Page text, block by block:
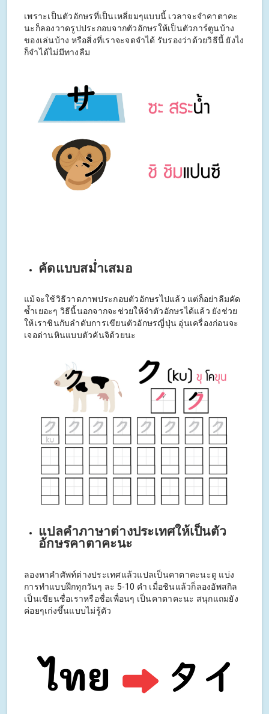
เพราะเป็นตัวอักษรที่เป็นเหลี่ยมๆแบบนี้ เวลาจะจำคาตาคะ
นะก็ลองวาดรูปประกอบจากตัวอักษรให้เป็นตัวการ์ตูนบ้าง
ของเล่นบ้าง หรือสิ่งที่เราจะจดจำได้ รับรองว่าด้วยวิธีนี้ ยังไง
ก็จำได้ไม่มีทางลืม
คัดแบบสม่ำเสมอ
แม้จะใช้วิธีวาดภาพประกอบตัวอักษรไปแล้ว แต่ก็อย่าลืมคัด
ซ้ำเยอะๆ วิธีนี้นอกจากจะช่วยให้จำตัวอักษรได้แล้ว ยังช่วย
ให้เราชินกับลำดับการเขียนตัวอักษรญี่ปุ่น อุ่นเครื่องก่อนจะ
เจอด่านหินแบบตัวคันจิด้วยนะ
แปลคำภาษาต่างประเทศให้เป็นตัว
อักษรคาตาคะนะ
ลองหาคำศัพท์ต่างประเทศแล้วแปลเป็นคาตาคะนะดู แบ่ง
การทำแบบฝึกทุกวันๆ ละ 5-10 คำ เมื่อชินแล้วก็ลองอัพสกิล
เป็นเขียนชื่อเราหรือชื่อเพื่อนๆ เป็นคาตาคะนะ สนุกแถมยัง
ค่อยๆเก่งขึ้นแบบไม่รู้ตัว